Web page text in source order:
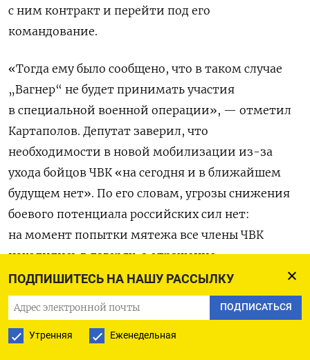
ПОДПИШИТЕСЬ НА НАШУ РАССЫЛКУ
ПОДПИСАТЬСЯ
Утренняя Еженедельная
с ним контракт и перейти под его
командование.
«Тогда ему было сообщено, что в таком случае
„Вагнер“ не будет принимать участия
в специальной военной операции», — отметил
Картаполов. Депутат заверил, что
необходимости в новой мобилизации из-за
ухода бойцов ЧВК «на сегодня и в ближайшем
будущем нет». По его словам, угрозы снижения
боевого потенциала российских сил нет:
на момент попытки мятежа все члены ЧВК
находились в лагерях, а отражение
контрнаступления ВСУ «шло практически без
их участия».
Мятеж Пригожина завершился вечером